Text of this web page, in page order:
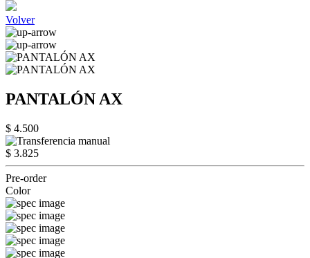
Volver
PANTALÓN AX
$ 4.500
$ 3.825
Pre-order
Color